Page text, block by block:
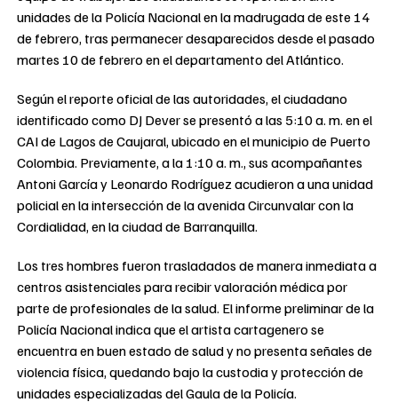
unidades de la Policía Nacional en la madrugada de este 14
de febrero, tras permanecer desaparecidos desde el pasado
martes 10 de febrero en el departamento del Atlántico.
Según el reporte oficial de las autoridades, el ciudadano
identificado como DJ Dever se presentó a las 5:10 a. m. en el
CAI de Lagos de Caujaral, ubicado en el municipio de Puerto
Colombia. Previamente, a la 1:10 a. m., sus acompañantes
Antoni García y Leonardo Rodríguez acudieron a una unidad
policial en la intersección de la avenida Circunvalar con la
Cordialidad, en la ciudad de Barranquilla.
Los tres hombres fueron trasladados de manera inmediata a
centros asistenciales para recibir valoración médica por
parte de profesionales de la salud. El informe preliminar de la
Policía Nacional indica que el artista cartagenero se
encuentra en buen estado de salud y no presenta señales de
violencia física, quedando bajo la custodia y protección de
unidades especializadas del Gaula de la Policía.